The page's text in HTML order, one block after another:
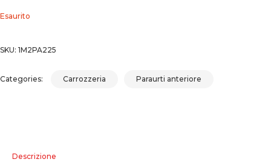
Esaurito
SKU: 1M2PA225
Categories: Carrozzeria Paraurti anteriore
Descrizione